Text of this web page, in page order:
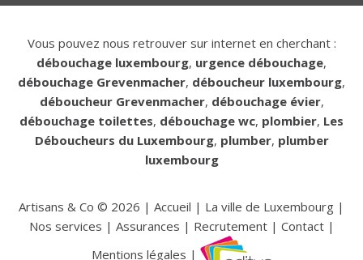
Vous pouvez nous retrouver sur internet en cherchant :
débouchage luxembourg, urgence débouchage,
débouchage Grevenmacher, déboucheur luxembourg,
déboucheur Grevenmacher, débouchage évier,
débouchage toilettes, débouchage wc, plombier, Les
Déboucheurs du Luxembourg, plumber, plumber
luxembourg
Artisans & Co © 2026 | Accueil | La ville de Luxembourg |
Nos services | Assurances | Recrutement| Contact|
Mentions légales |